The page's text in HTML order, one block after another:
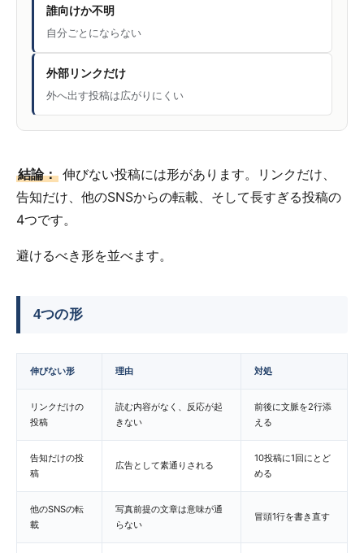
誰向けか不明
自分ごとにならない
外部リンクだけ
外へ出す投稿は広がりにくい
結論： 伸びない投稿には形があります。リンクだけ、
告知だけ、他のSNSからの転載、そして長すぎる投稿の
4つです。
避けるべき形を並べます。
4つの形
伸びない形 理由 対処
リンクだけの
投稿
読む内容がなく、反応が起
きない
前後に文脈を2行添
える
告知だけの投
稿
広告として素通りされる
10投稿に1回にとど
める
他のSNSの転
載
写真前提の文章は意味が通
らない
冒頭1行を書き直す